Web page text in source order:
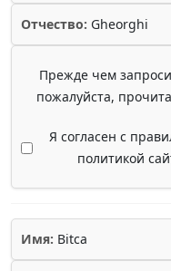
Отчество: Gheorghi
Прежде чем
пожалуйста,
Я согласен с
политикой
Имя: Bitca